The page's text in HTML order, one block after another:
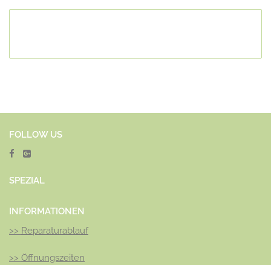
FOLLOW US
SPEZIAL
INFORMATIONEN
>> Reparaturablauf
>> Öffnungszeiten